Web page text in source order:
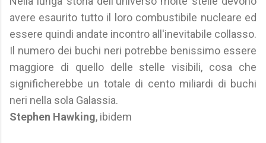
avere esaurito tutto il loro combustibile nucleare ed
essere quindi andate incontro all'inevitabile collasso.
Il numero dei buchi neri potrebbe benissimo essere
maggiore di quello delle stelle visibili, cosa che
significherebbe un totale di cento miliardi di buchi
neri nella sola Galassia.
Stephen Hawking, ibidem